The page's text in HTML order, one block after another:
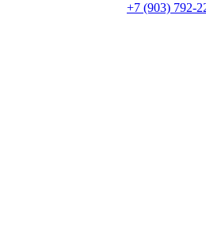
+7 (903) 792-